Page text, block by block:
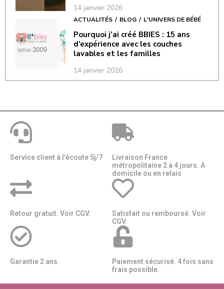
14 janvier 2026
ACTUALITÉS BLOG L'UNIVERS DE BÉBÉ
Pourquoi j’ai créé BBIES : 15 ans
d’expérience avec les couches
lavables et les familles
14 janvier 2026
Service client à l'écoute 5j/7
Livraison France
métropolitaine 2 à 4 jours. A
domicile ou en relais​​
Retour gratuit. Voir CGV.
Satisfait ou remboursé. Voir
CGV.
Garantie 2 ans.
Paiement sécurisé. 4 fois sans
frais possible.